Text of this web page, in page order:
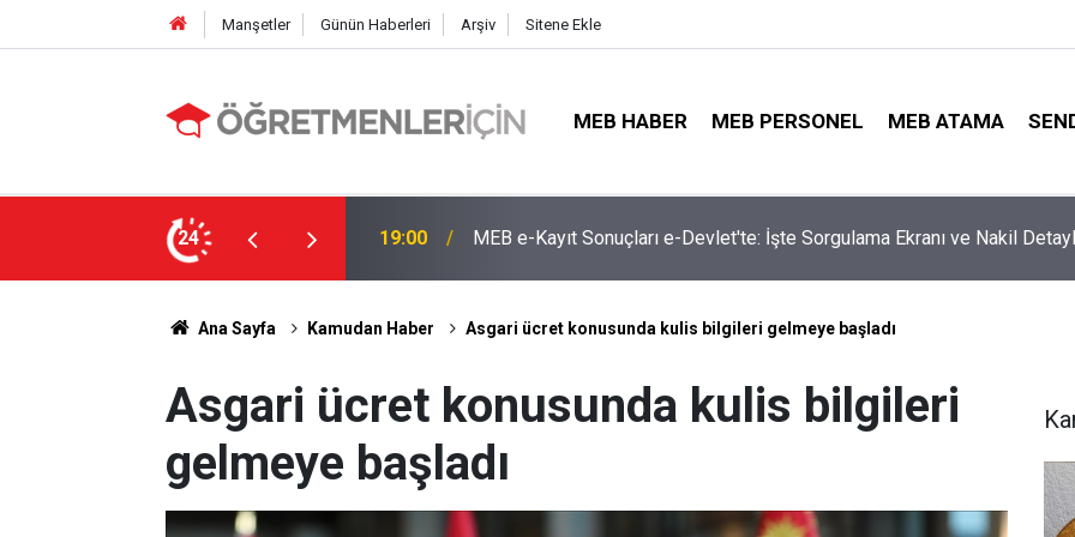
Manşetler Günün Haberleri Arşiv Sitene Ekle
MEB HABER MEB PERSONEL MEB ATAMA
24
İşte Sorgulama Ekranı ve Nakil Detayları 09:02 4 Branşta Öğretmenleri Norm Fazlası Tehlikesi Bekliyor!
Ana Sayfa Kamudan Haber Asgari ücret konusunda kulis bilgileri gelmeye başladı
Asgari ücret konusunda kulis bilgileri
gelmeye başladı